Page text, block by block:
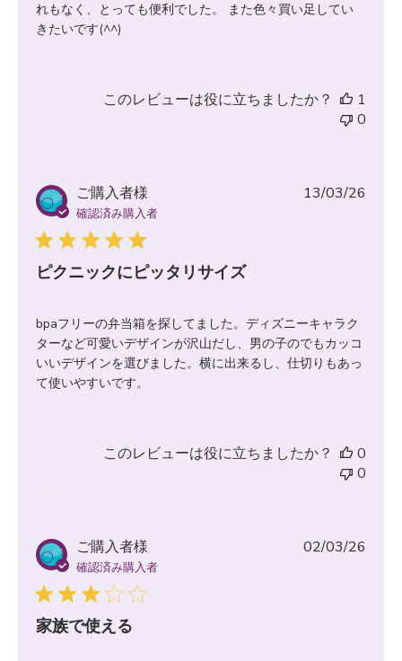
れもなく、とっても便利でした。 また色々買い足してい
きたいです(^^)
このレビューは役に立ちましたか？
1
0
ご購入者様
確認済み購入者
ピクニックにピッタリサイズ
bpaフリーの弁当箱を探してました。ディズニーキャラク
ターなど可愛いデザインが沢山だし、男の子のでもカッコ
いいデザインを選びました。横に出来るし、仕切りもあっ
て使いやすいです。
13/03/26
このレビューは役に立ちましたか？
0
0
ご購入者様
確認済み購入者
家族で使える
02/03/26